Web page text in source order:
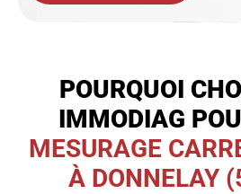
POURQUOI
IMMODIAG
MESURAGE
À DONNELAY